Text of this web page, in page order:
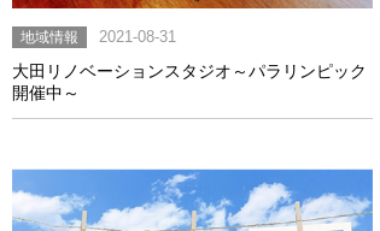
地域情報 2021-08-31
大田リノベーションスタジオ～パラリンピック
開催中～